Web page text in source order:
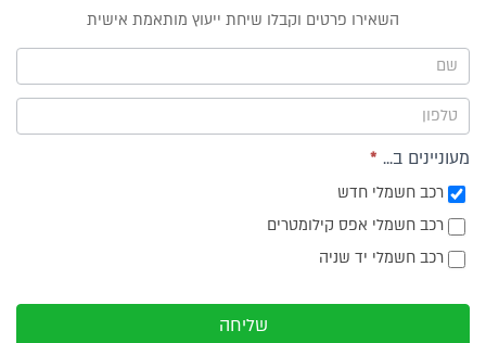
תפריט
צד
השאירו פרטים וקבלו שיחת ייעוץ מותאמת אישית
מעוניינים ב... *
רכב חשמלי חדש
רכב חשמלי אפס קילומטרים
רכב חשמלי יד שניה
שליחה